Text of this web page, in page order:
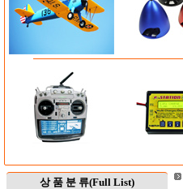
상 품 분 류(Full List)